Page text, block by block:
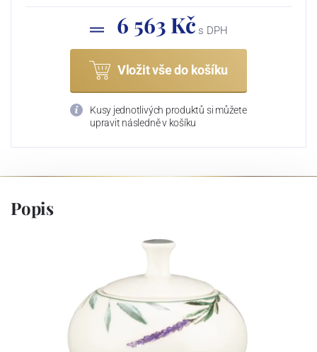
6 563 Kč s DPH
Vložit vše do košíku
Kusy jednotlivých produktů si můžete
upravit následně v košíku
Popis